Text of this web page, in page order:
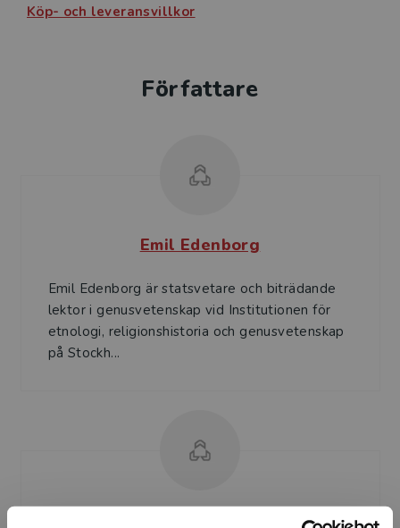
Köp- och leveransvillkor
Författare
Emil Edenborg
Emil Edenborg är statsvetare och biträdande
lektor i genusvetenskap vid Institu­tionen för
etnologi, religionshistoria och genusvetenskap
på Stockh...